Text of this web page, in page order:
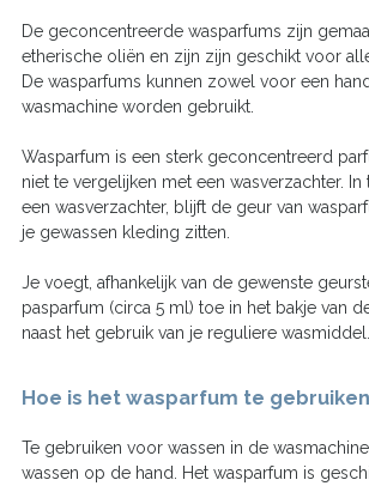
De geconcentreerde wasparfums zijn
etherische oliën en zijn zijn geschikt voor
De wasparfums kunnen zowel voor een
wasmachine worden gebruikt.
Wasparfum is een sterk geconcentreerd
niet te vergelijken met een wasverzachter.
een wasverzachter, blijft de geur van
je gewassen kleding zitten.
Je voegt, afhankelijk van de gewenste
pasparfum (circa 5 ml) toe in het bakje van
naast het gebruik van je reguliere wasmiddel.
Hoe is het wasparfum te
Te gebruiken voor wassen in de
wassen op de hand. Het wasparfum is